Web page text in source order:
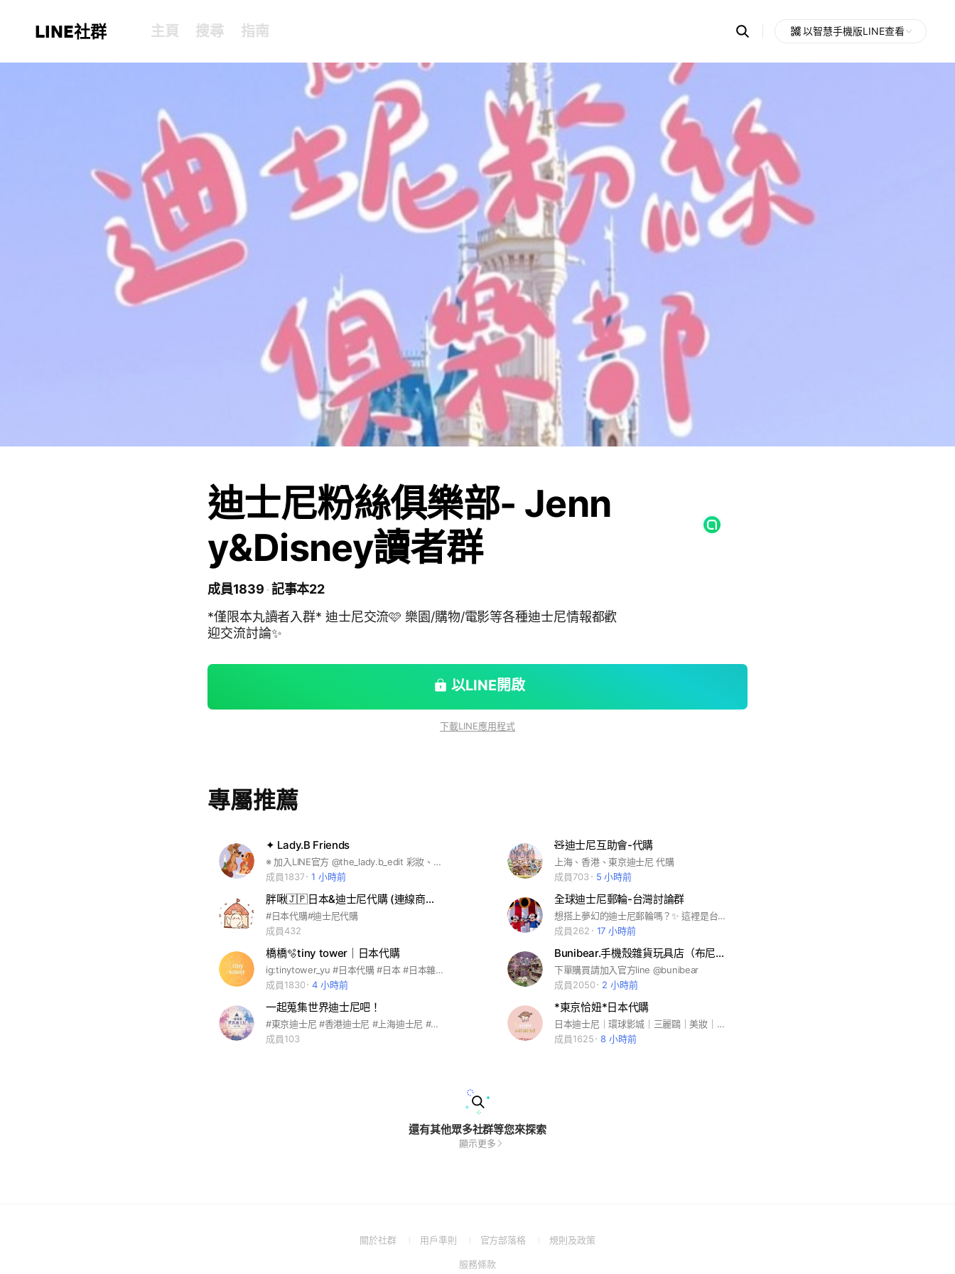
LINE社群 主頁 搜尋 指南 Search
OpenChats
messages
search
以智慧手機版LINE查看
迪士尼粉絲俱樂部- Jenn
y&Disney讀者群
成員1839 記事本22
*僅限本丸讀者入群* 迪士尼交流🩷 樂園/購物/電影等各種迪士尼情報都歡
迎交流討論✨
以LINE開啟
下載LINE應用程式
專屬推薦
✦ Lady.B Friends
※ 加入LINE官方 @the_lady.b_edit 彩妝、包包、小眾品牌、迪士尼玩具 ✦
成員1837
1 小時前
🧸迪士尼互助會-代購
上海、香港、東京迪士尼 代購
成員703
5 小時前
胖啾🇯🇵日本&迪士尼代購 (連線商品不定期掉落)
#日本代購#迪士尼代購
成員432
全球迪士尼郵輪-台灣討論群
想搭上夢幻的迪士尼郵輪嗎？✨ 這裡是台灣朋友的交流社群，不論已訂航、規劃中，或單純想了解資訊，都能找到夥伴！ 💡 在群組你可以： • 分享各航線心得與攻略 • 討論優惠、活動、房型 • 揪團、轉讓/徵求行程 • 認識志同道合旅伴 一起航向迪士尼的奇幻世界 🚢✨ #迪士尼郵輪 #DisneyCruise #台灣迪士尼郵輪 #迪士尼郵輪討論群 #DisneyCruiseTaiwan
成員262
17 小時前
橋橋🫧tiny tower｜日本代購
ig:tinytower_yu #日本代購 #日本 #日本雜貨 #日本零食 #代購 #日本餅乾 #日本迪士尼 #三麗鷗
成員1830
4 小時前
Bunibear.手機殼雜貨玩具店（布尼熊熊玩具店）
下單購買請加入官方line @bunibear
成員2050
2 小時前
一起蒐集世界迪士尼吧！
#東京迪士尼 #香港迪士尼 #上海迪士尼 #奧蘭多華特迪士尼 #加州迪士尼 #巴黎迪士尼 #迪士尼郵輪🛳️ 一起分享全球 6 大迪士尼最全攻略。從東京、香港到奧蘭多，親子旅遊不踩雷，一起拼湊夢幻回憶！
成員103
*東京恰妞*日本代購
日本迪士尼｜環球影城｜三麗鷗｜美妝｜伴手禮｜在日每週連線｜各式日本商品代購 🧡 提供批發合作 - 批店連線- 歡迎詢問官方號 @ chabebe.jp
成員1625
8 小時前
還有其他眾多社群等您來探索
顯示更多
關於社群
(Open用戶準則
(Open
a
官方部落格
(Open規則及政策(Open
服務條款(Open